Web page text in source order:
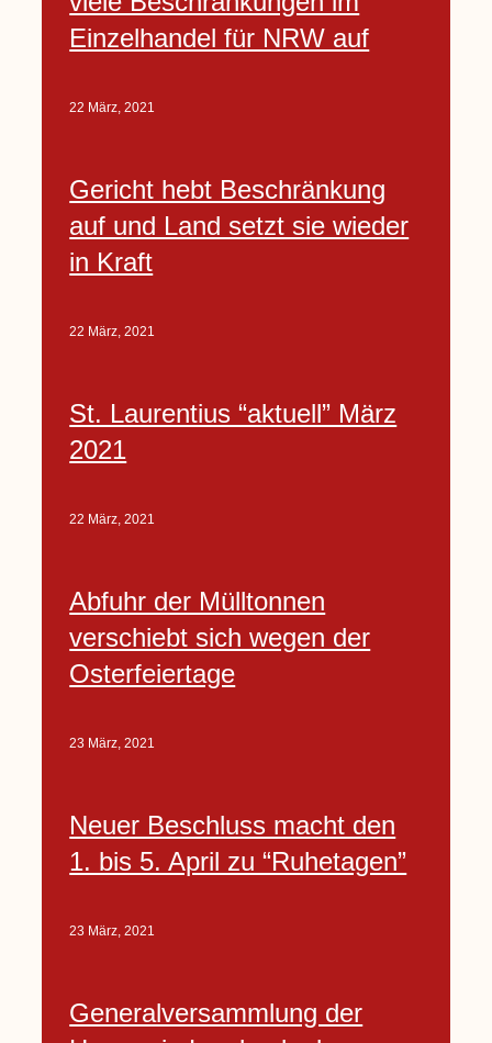
Einzelhandel für NRW auf
22 März, 2021
Gericht hebt Beschränkung
auf und Land setzt sie wieder
in Kraft
22 März, 2021
St. Laurentius “aktuell” März
2021
22 März, 2021
Abfuhr der Mülltonnen
verschiebt sich wegen der
Osterfeiertage
23 März, 2021
Neuer Beschluss macht den
1. bis 5. April zu “Ruhetagen”
23 März, 2021
Generalversammlung der